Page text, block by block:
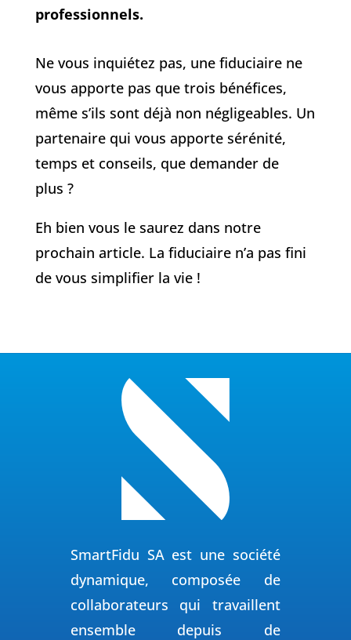
professionnels.
Ne vous inquiétez pas, une fiduciaire ne
vous apporte pas que trois bénéfices,
même s’ils sont déjà non négligeables. Un
partenaire qui vous apporte sérénité,
temps et conseils, que demander de
plus ?
Eh bien vous le saurez dans notre
prochain article. La fiduciaire n’a pas fini
de vous simplifier la vie !
SmartFidu SA est une société
dynamique, composée de
collaborateurs qui travaillent
ensemble depuis de